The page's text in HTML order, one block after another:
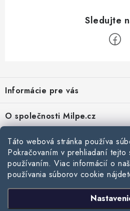
Táto webová stránka používa
Pokračovaním v prehliadaní tejto
používaním. Viac informácií o
používania súborov cookie
p
ä
t
Informácie pre vás
Zásady používania súborov cookie
Podmínky ochrany osobních údajů
Obchodní podmínky
O společnosti Milpe.cz
O spoločnosti Milpe
Kontakty
Kontaktné informácie
Stavebný blog
Ako vybrať správnu difúznu fóliu pre
Prijímame online platby